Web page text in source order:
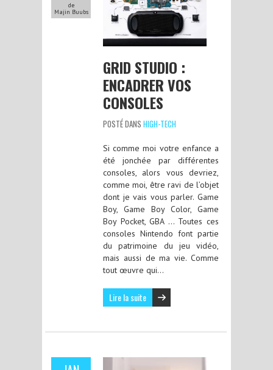
de
Majin Buubs
GRID STUDIO :
ENCADRER VOS
CONSOLES
POSTÉ DANS HIGH-TECH
Si comme moi votre enfance a
été jonchée par différentes
consoles, alors vous devriez,
comme moi, être ravi de l’objet
dont je vais vous parler. Game
Boy, Game Boy Color, Game
Boy Pocket, GBA … Toutes ces
consoles Nintendo font partie
du patrimoine du jeu vidéo,
mais aussi de ma vie. Comme
tout œuvre qui…
Lire la suite